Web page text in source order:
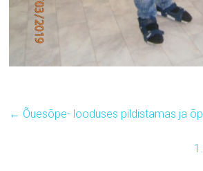
← Õuesõpe- looduses pildistamas ja